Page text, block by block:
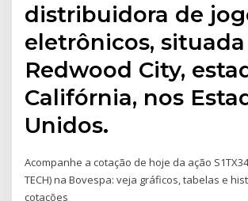
distribuidora de
eletrônicos,
Redwood City,
Califórnia, nos
Unidos.
Acompanhe a cotação de hoje da ação
TECH) na Bovespa: veja gráficos, tabelas e
cotações